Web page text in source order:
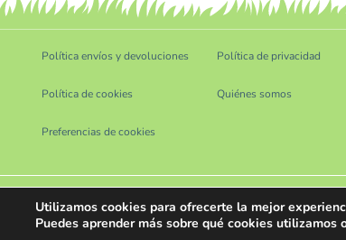
Política envíos y devoluciones Política de privacidad
Política de cookies
Preferencias de cookies
Quiénes somos
Utilizamos cookies para ofrecerte la mejor
Puedes aprender más sobre qué cookies utilizamos